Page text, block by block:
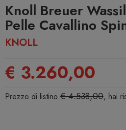
Knoll Breuer
Pelle Cavallino
KNOLL
€ 3.260,00
Prezzo di listino € 4.538,00, hai